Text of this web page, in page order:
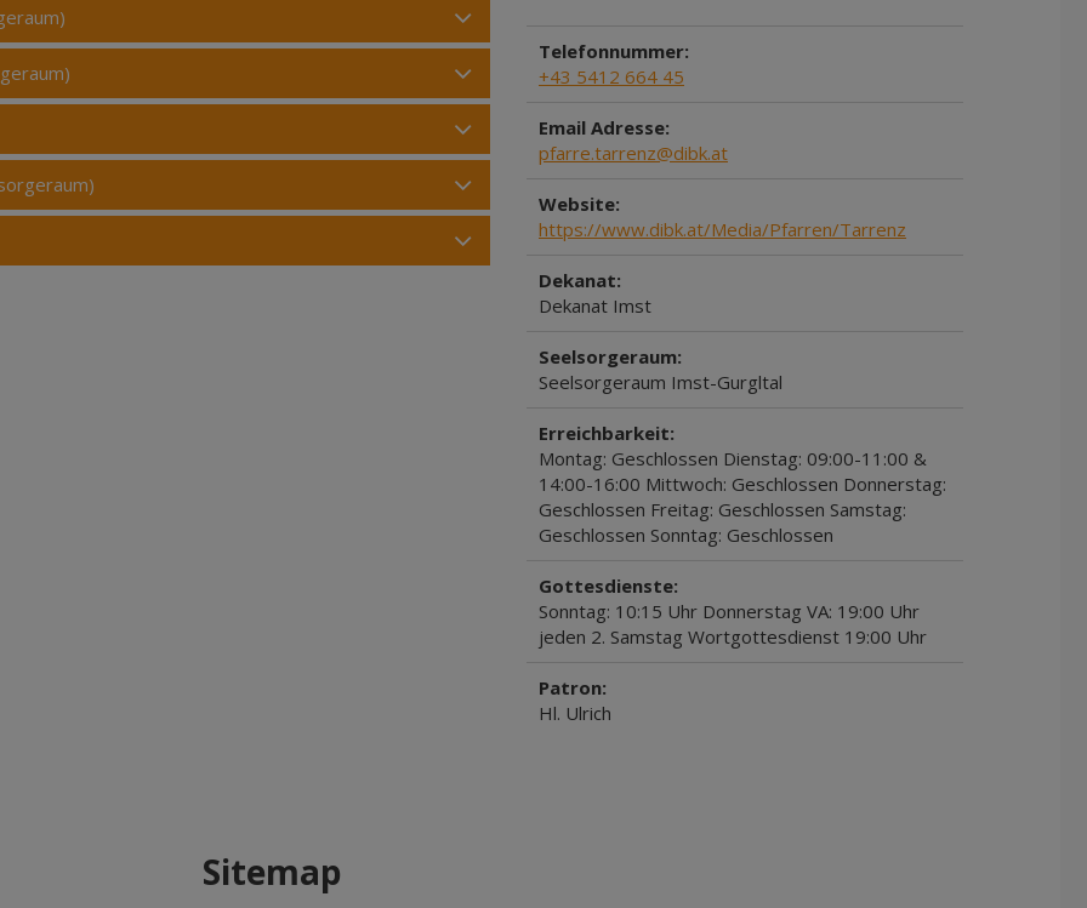
Telefonnummer:
+43 5412 664 45
Email Adresse:
pfarre.tarrenz@dibk.at
Website:
https://www.dibk.at/Media/Pfarren/Tarrenz
Dekanat:
Dekanat Imst
Seelsorgeraum:
Seelsorgeraum Imst-Gurgltal
Erreichbarkeit:
Montag: Geschlossen Dienstag: 09:00-11:00 &
14:00-16:00 Mittwoch: Geschlossen Donnerstag:
Geschlossen Freitag: Geschlossen Samstag:
Geschlossen Sonntag: Geschlossen
Gottesdienste:
Sonntag: 10:15 Uhr Donnerstag VA: 19:00 Uhr
jeden 2. Samstag Wortgottesdienst 19:00 Uhr
Patron:
Hl. Ulrich
Sitemap